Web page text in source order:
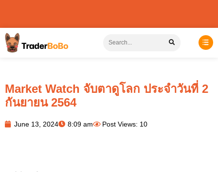
Market Watch จับตาดูโลก ประจำวันที่ 2
กันยายน 2564
June 13, 2024 8:09 am Post Views: 10